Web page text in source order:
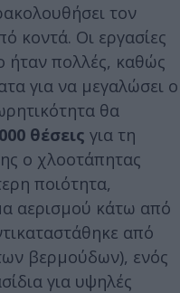
τον
κοντά. Οι εργασίες
ήταν πολλές, καθώς
για να μεγαλώσει ο
θα
θέσεις για τη
ο χλοοτάπητας
ποιότητα,
αερισμού κάτω από
από
βερμούδων), ενός
για υψηλές